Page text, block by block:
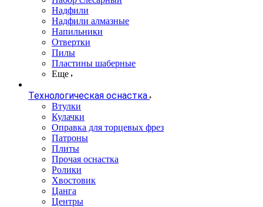
Надфили
Надфили алмазные
Напильники
Отвертки
Пилы
Пластины шаберные
Еще
Технологическая оснастка
Втулки
Кулачки
Оправка для торцевых фрез
Патроны
Плиты
Прочая оснастка
Ролики
Хвостовик
Цанга
Центры